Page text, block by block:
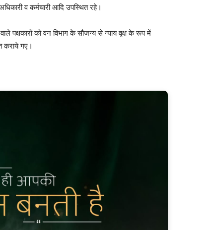
व कर्मचारी आदि उपस्थित रहे।
पक्षकारों को वन विभाग के सौजन्य से न्याय वृक्ष के रूप में
कराये गए।